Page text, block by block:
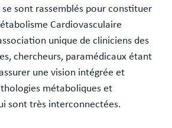
sont rassemblés pour constituer
Cardiovasculaire
unique de cliniciens des
chercheurs, paramédicaux étant
une vision intégrée et
métaboliques et
sont très interconnectées.